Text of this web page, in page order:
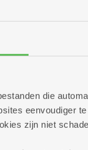
die
eenvoudiger
zijn niet
Bosuil